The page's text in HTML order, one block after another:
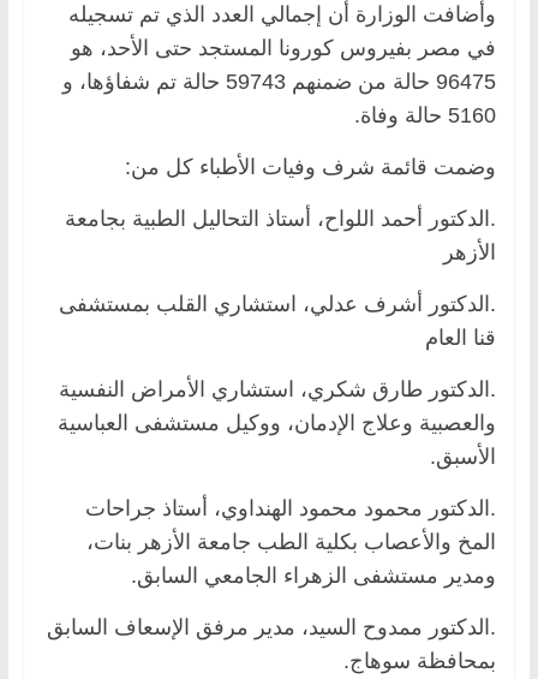
وأضافت الوزارة أن إجمالي العدد الذي تم تسجيله
في مصر بفيروس كورونا المستجد حتى الأحد، هو
96475 حالة من ضمنهم 59743 حالة تم شفاؤها، و
5160 حالة وفاة.
وضمت قائمة شرف وفيات الأطباء كل من:
.الدكتور أحمد اللواح، أستاذ التحاليل الطبية بجامعة
الأزهر
.الدكتور أشرف عدلي، استشاري القلب بمستشفى
قنا العام
.الدكتور طارق شكري، استشاري الأمراض النفسية
والعصبية وعلاج الإدمان، ووكيل مستشفى العباسية
الأسبق.
.الدكتور محمود محمود الهنداوي، أستاذ جراحات
المخ والأعصاب بكلية الطب جامعة الأزهر بنات،
ومدير مستشفى الزهراء الجامعي السابق.
.الدكتور ممدوح السيد، مدير مرفق الإسعاف السابق
بمحافظة سوهاج.